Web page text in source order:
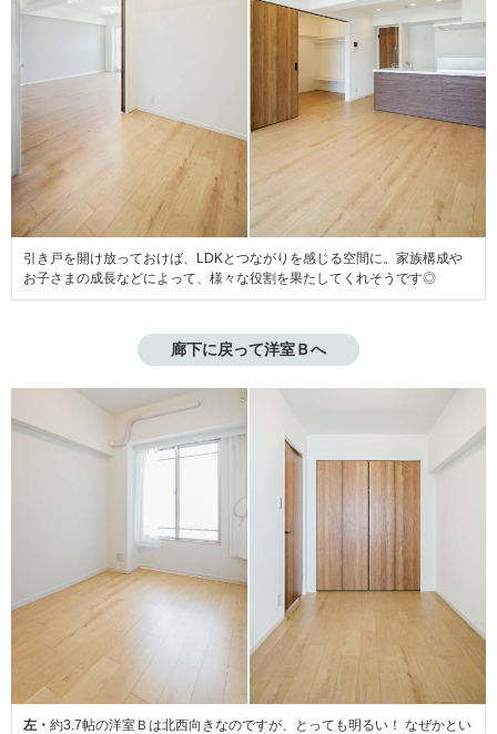
引き戸を開け放っておけば、LDKとつながりを感じる空間に。家族構成や
お子さまの成長などによって、様々な役割を果たしてくれそうです◎
廊下に戻って洋室Ｂへ
左・ 約3.7帖の洋室Ｂは北西向きなのですが、とっても明るい！ なぜかとい